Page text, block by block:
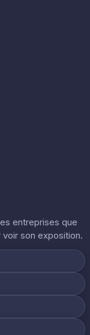
entreprises que
voir son exposition.